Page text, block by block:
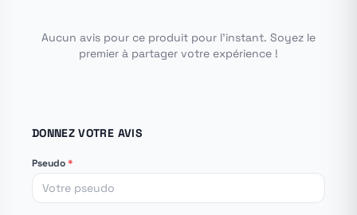
Aucun avis pour ce produit pour l'instant. Soyez le
premier à partager votre expérience !
DONNEZ VOTRE AVIS
Pseudo*